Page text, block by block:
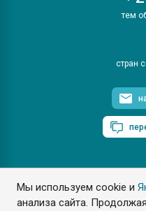
Мы используем cookie и
анализа сайта.
тем
стран
ПластЭксперт ©
Разрешается копирование